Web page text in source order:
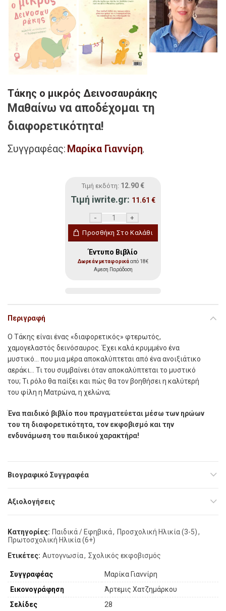
Τάκης ο μικρός Δεινοσαυράκης
Μαθαίνω να αποδέχομαι τη
διαφορετικότητα!
Συγγραφέας: Μαρίκα Γιαννίρη,
Τιμή εκδότη: 12.90 €
Τιμή iwrite.gr: 11.61 €
Προσθήκη Στο Καλάθι
Έντυπο Βιβλίο
Δωρεάν μεταφορικάαπό 18€
Αμεση Παράδοση
Περιγραφή
Ο Τάκης είναι ένας «διαφορετικός» φτερωτός,
χαμογελαστός δεινόσαυρος. Έχει καλά κρυμμένο ένα
μυστικό… που μια μέρα αποκαλύπτεται από ένα ανοιξιάτικο
αεράκι… Τι του συμβαίνει όταν αποκαλύπτεται το μυστικό
του; Τι ρόλο θα παίξει και πώς θα τον βοηθήσει η καλύτερή
του φίλη η Ματρώνα, η χελώνα;
Ένα παιδικό βιβλίο που πραγματεύεται μέσω των ηρώων
του τη διαφορετικότητα, τον εκφοβισμό και την
ενδυνάμωση του παιδικού χαρακτήρα!
Βιογραφικό Συγγραφέα
Αξιολογήσεις
Κατηγορίες: Παιδικά / Εφηβικά, Προσχολική Ηλικία (3-5),
Πρωτοσχολική Ηλικία (6+)
Ετικέτες: Αυτογνωσία, Σχολικός εκφοβισμός
Συγγραφέας
Μαρίκα Γιαννίρη
Εικονογράφηση
Άρτεμις Χατζημάρκου
Σελίδες
28